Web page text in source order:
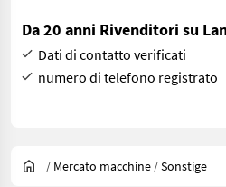
Da 20 anni Rivenditori su
Dati di contatto verificati
numero di telefono registrato
/ Mercato macchine /Sonstige